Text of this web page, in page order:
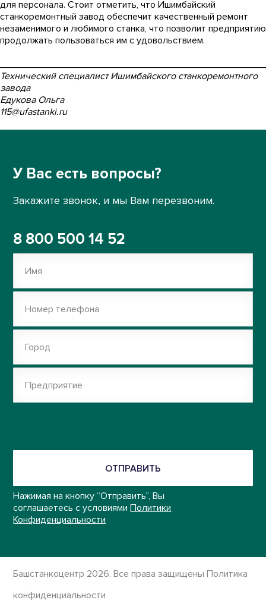
для персонала. Стоит отметить, что Ишимбайский
станкоремонтный завод обеспечит качественный ремонт
незаменимого и любимого станка, что позволит предприятию
продолжать пользоваться им с удовольствием.
Технический специалист Ишимбайского станкоремонтного
завода
Едукова Ольга
115@ufastanki.ru
У Вас есть вопросы?
Закажите звонок, и мы Вам перезвоним.
8 800 500 14 52
Имя
Номер телефона
Город
Предприятие
ОТПРАВИТЬ
Нажимая на кнопку “Отправить”, Вы
соглашаетесь с условиямиПолитики
Конфиденциальности
Башстанкоцентр 2026. Все права защищеныПолитика
конфиденциальности